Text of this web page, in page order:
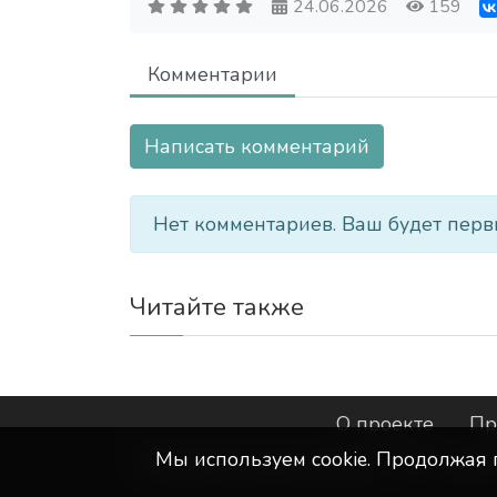
24.06.2026 159
Комментарии
Написать комментарий
Нет комментариев. Ваш будет
Читайте также
О проекте
©ООО "Интернет-Курск"- Все
Мы используем сookie. Продолжая